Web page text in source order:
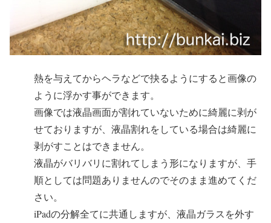
熱を与えてからヘラなどで抉るようにすると画像の
ように浮かす事ができます。
画像では液晶画面が割れていないために綺麗に剥が
せておりますが、液晶割れをしている場合は綺麗に
剥がすことはできません。
液晶がバリバリに割れてしまう形になりますが、手
順としては問題ありませんのでそのまま進めてくだ
さい。
iPadの分解全てに共通しますが、液晶ガラスを外す